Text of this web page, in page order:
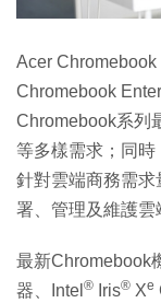
Acer
Chromebook
Chromebook系列
等多樣需求；同
針對雲端商務需
署、管理及維護雲
最新Chromebook
器、Intel ® Iris® Xe